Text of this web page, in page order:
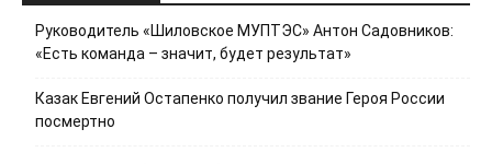
Руководитель «Шиловское МУПТЭС» Антон Садовников:
«Есть команда – значит, будет результат»
Казак Евгений Остапенко получил звание Героя России
посмертно